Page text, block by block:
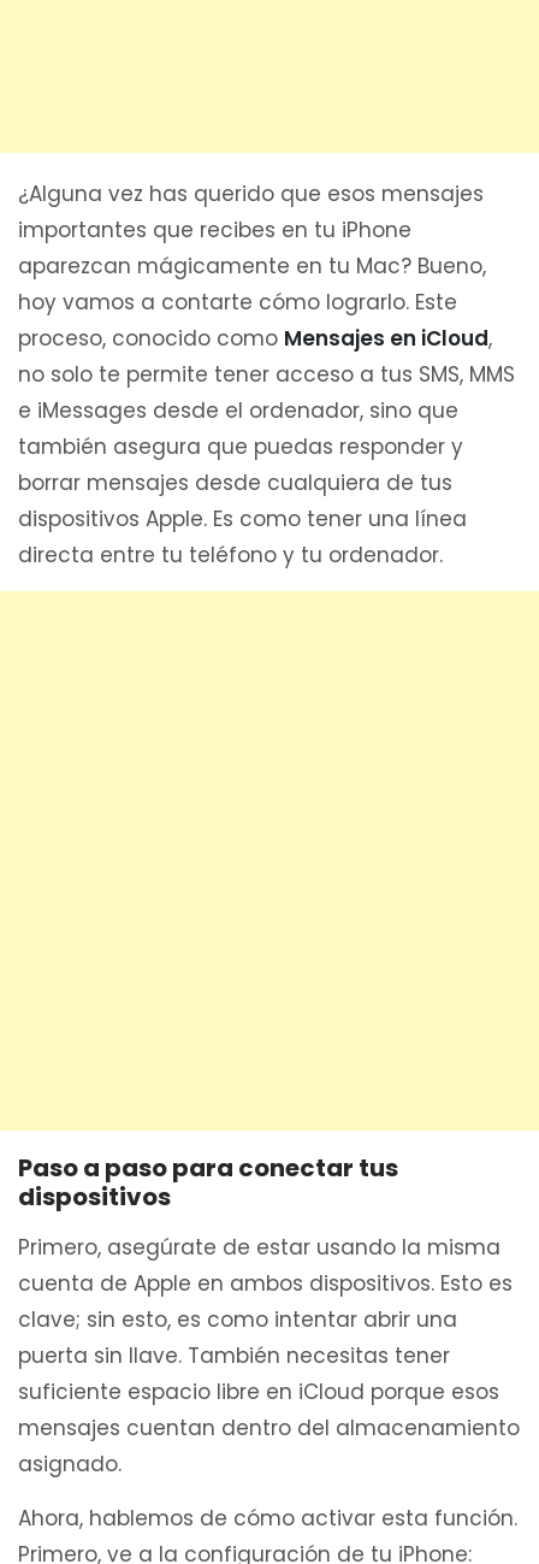
¿Alguna vez has querido que esos mensajes
importantes que recibes en tu iPhone
aparezcan mágicamente en tu Mac? Bueno,
hoy vamos a contarte cómo lograrlo. Este
proceso, conocido como Mensajes en iCloud,
no solo te permite tener acceso a tus SMS, MMS
e iMessages desde el ordenador, sino que
también asegura que puedas responder y
borrar mensajes desde cualquiera de tus
dispositivos Apple. Es como tener una línea
directa entre tu teléfono y tu ordenador.
Paso a paso para conectar tus
dispositivos
Primero, asegúrate de estar usando la misma
cuenta de Apple en ambos dispositivos. Esto es
clave; sin esto, es como intentar abrir una
puerta sin llave. También necesitas tener
suficiente espacio libre en iCloud porque esos
mensajes cuentan dentro del almacenamiento
asignado.
Ahora, hablemos de cómo activar esta función.
Primero, ve a la configuración de tu iPhone: